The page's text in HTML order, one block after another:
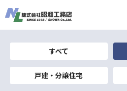
すべて
戸建・分譲住宅